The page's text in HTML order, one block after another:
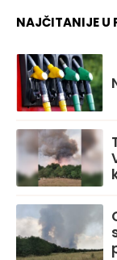
NAJČITANIJE U